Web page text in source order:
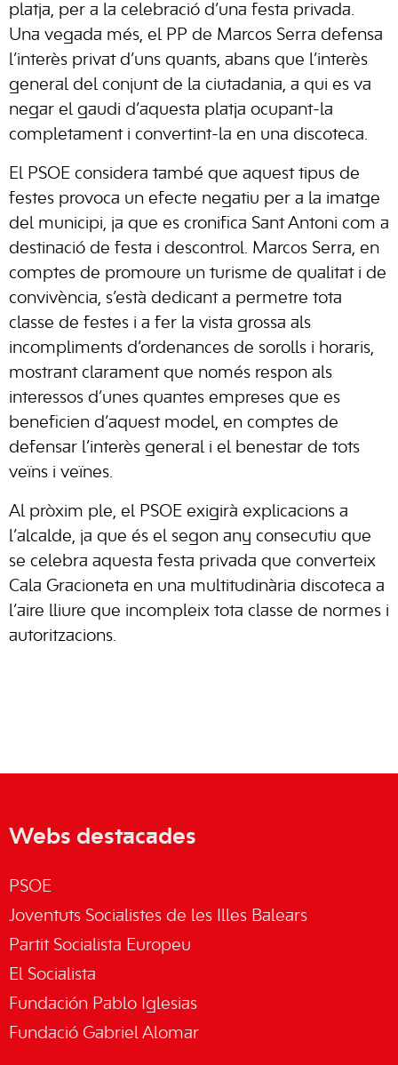
platja, per a la celebració d’una festa privada.
Una vegada més, el PP de Marcos Serra defensa
l’interès privat d’uns quants, abans que l’interès
general del conjunt de la ciutadania, a qui es va
negar el gaudi d’aquesta platja ocupant-la
completament i convertint-la en una discoteca.
El PSOE considera també que aquest tipus de
festes provoca un efecte negatiu per a la imatge
del municipi, ja que es cronifica Sant Antoni com a
destinació de festa i descontrol. Marcos Serra, en
comptes de promoure un turisme de qualitat i de
convivència, s’està dedicant a permetre tota
classe de festes i a fer la vista grossa als
incompliments d’ordenances de sorolls i horaris,
mostrant clarament que només respon als
interessos d’unes quantes empreses que es
beneficien d’aquest model, en comptes de
defensar l’interès general i el benestar de tots
veïns i veïnes.
Al pròxim ple, el PSOE exigirà explicacions a
l’alcalde, ja que és el segon any consecutiu que
se celebra aquesta festa privada que converteix
Cala Gracioneta en una multitudinària discoteca a
l’aire lliure que incompleix tota classe de normes i
autoritzacions.
Webs destacades
PSOE
Joventuts Socialistes de les Illes Balears
Partit Socialista Europeu
El Socialista
Fundación Pablo Iglesias
Fundació Gabriel Alomar